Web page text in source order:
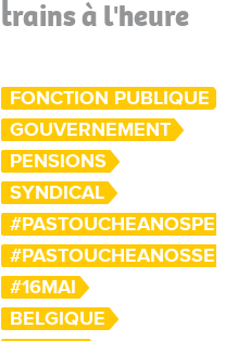
trains à l'heure
FONCTION PUBLIQUE
GOUVERNEMENT
PENSIONS
SYNDICAL
#16MAI
BELGIQUE